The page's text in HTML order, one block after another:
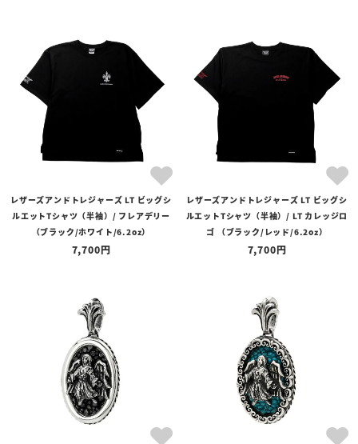
レザーズアンドトレジャーズ LT ビッグシ
ルエットTシャツ（半袖）/ フレアデリー
（ブラック/ホワイト/6.2oz）
7,700
レザーズアンドトレジャーズ LT ビッグシ
ルエットTシャツ（半袖）/ LT カレッジロ
ゴ （ブラック/レッド/6.2oz）
7,700